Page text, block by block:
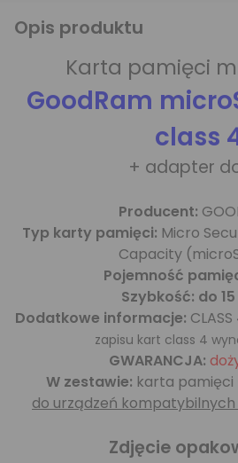
Opis produktu
Karta pamięci
GoodRam
class
+ adapter
Producent:
Typ karty pamięci: Micro
Capacity
Pojemność
Szybkość: do
Dodatkowe informacje: CLASS
zapisu kart class 4
GWARANCJA:
W zestawie: karta pamięci
do urządzeń
Zdjęcie